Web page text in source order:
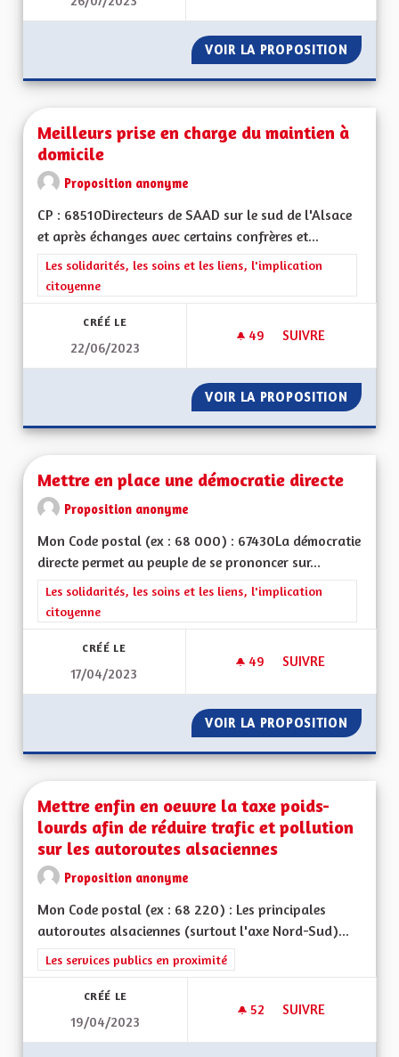
VOIR LA PROPOSITION
Meilleurs prise en charge du maintien à
domicile
Proposition anonyme
CP : 68510Directeurs de SAAD sur le sud de l'Alsace
et après échanges avec certains confrères et...
Filtrer les résultats de la catégorie : Les solidarités, les soins
Les solidarités, les soins et les liens, l'implication
citoyenne
CRÉÉ LE
22/06/2023
49 49 ABONNÉS
SUIVRE
VOIR LA PROPOSITION
Mettre en place une démocratie directe
Proposition anonyme
Mon Code postal (ex : 68 000) : 67430La démocratie
directe permet au peuple de se prononcer sur...
Filtrer les résultats de la catégorie : Les solidarités, les soins
Les solidarités, les soins et les liens, l'implication
citoyenne
CRÉÉ LE
17/04/2023
49 49 ABONNÉS
SUIVRE
VOIR LA PROPOSITION
Mettre enfin en oeuvre la taxe poids-
lourds afin de réduire trafic et pollution
sur les autoroutes alsaciennes
Proposition anonyme
Mon Code postal (ex : 68 220) : Les principales
autoroutes alsaciennes (surtout l'axe Nord-Sud)...
Filtrer les résultats de la catégorie : Les services publics en
Les services publics en proximité
CRÉÉ LE
19/04/2023
52 52 ABONNÉS
SUIVRE